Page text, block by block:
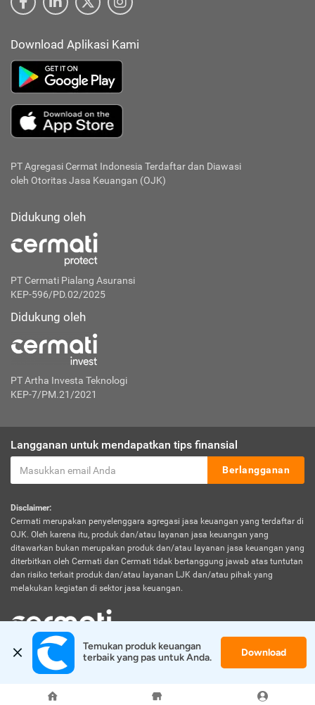
Download Aplikasi Kami
PT Agregasi Cermat Indonesia Terdaftar dan Diawasi
oleh Otoritas Jasa Keuangan (OJK)
Didukung oleh
PT Cermati Pialang Asuransi
KEP-596/PD.02/2025
Didukung oleh
PT Artha Investa Teknologi
KEP-7/PM.21/2021
Langganan untuk mendapatkan tips finansial
Berlangganan
Disclaimer:
Cermati merupakan penyelenggara agregasi jasa keuangan yang terdaftar di
OJK. Oleh karena itu, produk dan/atau layanan jasa keuangan yang
ditawarkan bukan merupakan produk dan/atau layanan jasa keuangan yang
diterbitkan oleh Cermati dan Cermati tidak bertanggung jawab atas tuntutan
dan risiko terkait produk dan/atau layanan LJK dan/atau pihak yang
melakukan kegiatan di sektor jasa keuangan.
© 2026 Cermati. All Rights Reserved.
Temukan produk keuangan
terbaik yang pas untuk Anda.
Download